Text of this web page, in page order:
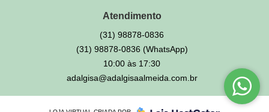
Atendimento
(31) 98878-0836
(31) 98878-0836 (WhatsApp)
10:00 às 17:30
adalgisa@adalgisaalmeida.com.br